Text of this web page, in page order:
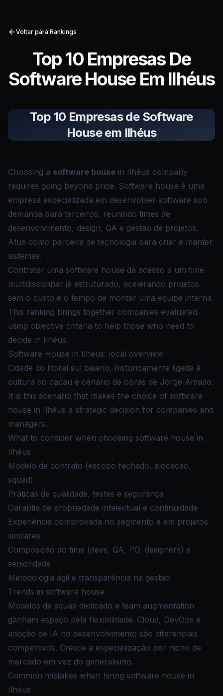
Voltar para Rankings
Top 10 Empresas De
Software House Em Ilhéus
Top 10 Empresas de Software
House em Ilhéus
Choosing a software house in Ilhéus company
requires going beyond price. Software house é uma
empresa especializada em desenvolver software sob
demanda para terceiros, reunindo times de
desenvolvimento, design, QA e gestão de projetos.
Atua como parceira de tecnologia para criar e manter
sistemas.
Contratar uma software house dá acesso a um time
multidisciplinar já estruturado, acelerando projetos
sem o custo e o tempo de montar uma equipe interna.
This ranking brings together companies evaluated
using objective criteria to help those who need to
decide in Ilhéus.
Software House in Ilhéus: local overview
Cidade do litoral sul baiano, historicamente ligada à
cultura do cacau e cenário de obras de Jorge Amado.
It is this scenario that makes the choice of software
house in Ilhéus a strategic decision for companies and
managers.
What to consider when choosing software house in
Ilhéus
Modelo de contrato (escopo fechado, alocação,
squad)
Práticas de qualidade, testes e segurança
Garantia de propriedade intelectual e continuidade
Experiência comprovada no segmento e em projetos
similares
Composição do time (devs, QA, PO, designers) e
senioridade
Metodologia ágil e transparência na gestão
Trends in software house
Modelos de squad dedicado e team augmentation
ganham espaço pela flexibilidade. Cloud, DevOps e
adoção de IA no desenvolvimento são diferenciais
competitivos. Cresce a especialização por nicho de
mercado em vez do generalismo.
Common mistakes when hiring software house in
Ilhéus